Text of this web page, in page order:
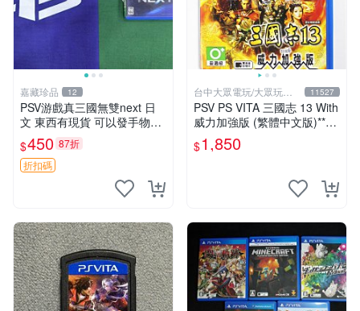
嘉藏珍品 12
PSV游戲真三國無雙next 日
文 東西有現貨 可以發手物品
無質量問題售不退不換
$450 87折
折扣碼
台中大眾電玩/大眾玩具
店
11527
PSV PS VITA 三國志 13 With
威力加強版 (繁體中文版)**
(二手商品)【台中大眾電玩】
$1,850